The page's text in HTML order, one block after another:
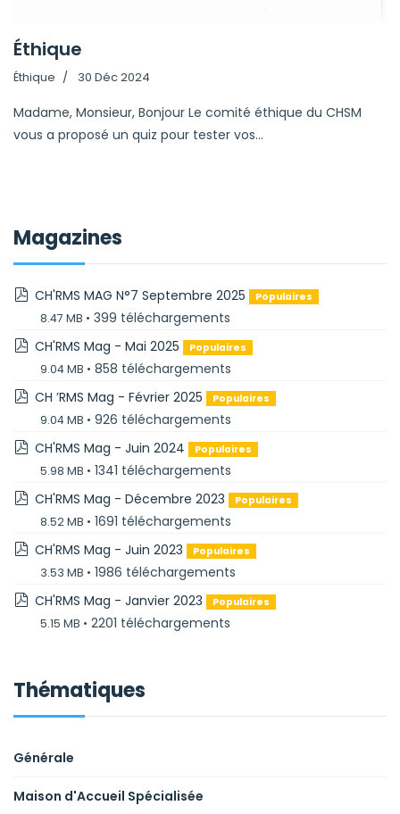
Éthique
Éthique 30 Déc 2024
Madame, Monsieur, Bonjour Le comité éthique du CHSM
vous a proposé un quiz pour tester vos...
Magazines
pdf
CH'RMS MAG N°7 Septembre 2025 Populaires
8.47 MB
399 téléchargements
pdf
CH'RMS Mag - Mai 2025 Populaires
9.04 MB
858 téléchargements
pdf
CH ’RMS Mag - Février 2025 Populaires
9.04 MB
926 téléchargements
pdf
CH'RMS Mag - Juin 2024 Populaires
5.98 MB
1341 téléchargements
pdf
CH'RMS Mag - Décembre 2023 Populaires
8.52 MB
1691 téléchargements
pdf
CH'RMS Mag - Juin 2023 Populaires
3.53 MB
1986 téléchargements
pdf
CH'RMS Mag - Janvier 2023 Populaires
5.15 MB 2201 téléchargements
Thématiques
Générale
Maison d'Accueil Spécialisée